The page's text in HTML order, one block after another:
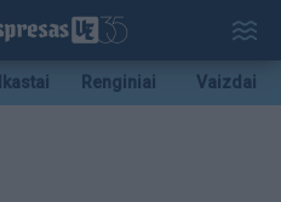
Renginiai Vaizdai